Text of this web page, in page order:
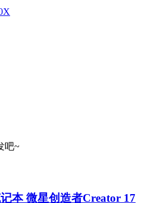
吧~
本 微星创造者Creator 17